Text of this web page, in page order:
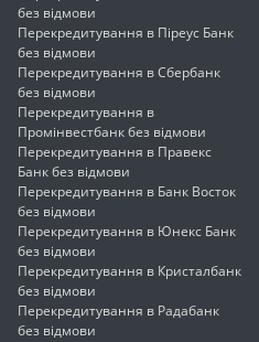
без відмови
Перекредитування в Піреус Банк
без відмови
Перекредитування в Сбербанк
без відмови
Перекредитування в
Промінвестбанк без відмови
Перекредитування в Правекс
Банк без відмови
Перекредитування в Банк Восток
без відмови
Перекредитування в Юнекс Банк
без відмови
Перекредитування в Кристалбанк
без відмови
Перекредитування в Радабанк
без відмови